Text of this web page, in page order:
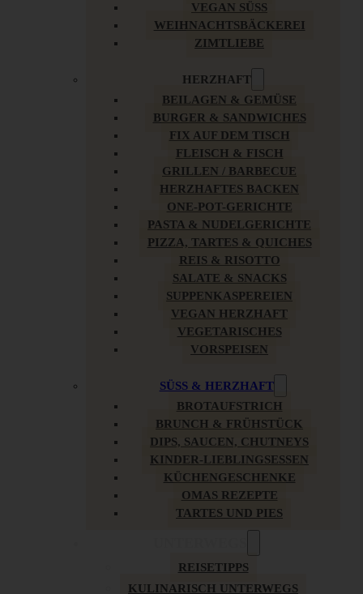
VEGAN SÜSS
WEIHNACHTSBÄCKEREI
ZIMTLIEBE
HERZHAFT
BEILAGEN & GEMÜSE
BURGER & SANDWICHES
FIX AUF DEM TISCH
FLEISCH & FISCH
GRILLEN / BARBECUE
HERZHAFTES BACKEN
ONE-POT-GERICHTE
PASTA & NUDELGERICHTE
PIZZA, TARTES & QUICHES
REIS & RISOTTO
SALATE & SNACKS
SUPPENKASPEREIEN
VEGAN HERZHAFT
VEGETARISCHES
VORSPEISEN
SÜSS & HERZHAFT
BROTAUFSTRICH
BRUNCH & FRÜHSTÜCK
DIPS, SAUCEN, CHUTNEYS
KINDER-LIEBLINGSESSEN
KÜCHENGESCHENKE
OMAS REZEPTE
TARTES UND PIES
REISETIPPS
KULINARISCH UNTERWEGS